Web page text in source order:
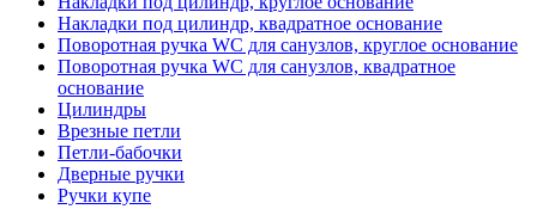
Накладки под цилиндр, квадратное основание
Поворотная ручка WC для санузлов, круглое основание
Поворотная ручка WC для санузлов, квадратное
основание
Цилиндры
Врезные петли
Петли-бабочки
Дверные ручки
Ручки купе